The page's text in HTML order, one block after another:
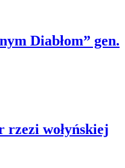
Diabłom” gen.
wołyńskiej